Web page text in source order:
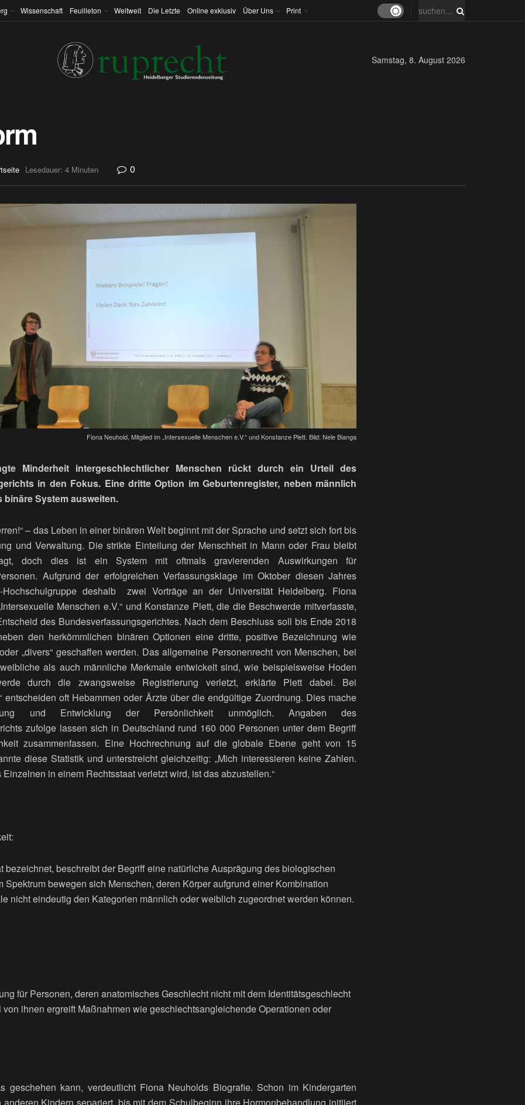
Wissenschaft Feuilleton Weltweit Die Letzte Online exklusiv Über Uns Print
Samstag, 8. August 2026
Lesedauer: 4 Minuten 0
Fiona Neuhold, Mitglied im „Intersexuelle Menschen e.V.“ und Konstanze Plett. Bild: Nele Bianga
Minderheit intergeschlechtlicher Menschen rückt durch ein Urteil des
in den Fokus. Eine dritte Option im Geburtenregister, neben männlich
System ausweiten.
– das Leben in einer binären Welt beginnt mit der Sprache und setzt sich fort bis
und Verwaltung. Die strikte Einteilung der Menschheit in Mann oder Frau bleibt
doch dies ist ein System mit oftmals gravierenden Auswirkungen für
Aufgrund der erfolgreichen Verfassungsklage im Oktober diesen Jahres
Hochschulgruppe deshalb zwei Vorträge an der Universität Heidelberg. Fiona
Menschen e.V.“ und Konstanze Plett, die die Beschwerde mitverfasste,
des Bundesverfassungsgerichtes. Nach dem Beschluss soll bis Ende 2018
den herkömmlichen binären Optionen eine dritte, positive Bezeichnung wie
„divers“ geschaffen werden. Das allgemeine Personenrecht von Menschen, bei
als auch männliche Merkmale entwickelt sind, wie beispielsweise Hoden
durch die zwangsweise Registrierung verletzt, erklärte Plett dabei. Bei
entscheiden oft Hebammen oder Ärzte über die endgültige Zuordnung. Dies mache
und Entwicklung der Persönlichkeit unmöglich. Angaben des
zufolge lassen sich in Deutschland rund 160 000 Personen unter dem Begriff
zusammenfassen. Eine Hochrechnung auf die globale Ebene geht von 15
diese Statistik und unterstreicht gleichzeitig: „Mich interessieren keine Zahlen.
in einem Rechtsstaat verletzt wird, ist das abzustellen.“
bezeichnet, beschreibt der Begriff eine natürliche Ausprägung des biologischen
Spektrum bewegen sich Menschen, deren Körper aufgrund einer Kombination
nicht eindeutig den Kategorien männlich oder weiblich zugeordnet werden können.
für Personen, deren anatomisches Geschlecht nicht mit dem Identitätsgeschlecht
von ihnen ergreift Maßnahmen wie geschlechtsangleichende Operationen oder
geschehen kann, verdeutlicht Fiona Neuholds Biografie. Schon im Kindergarten